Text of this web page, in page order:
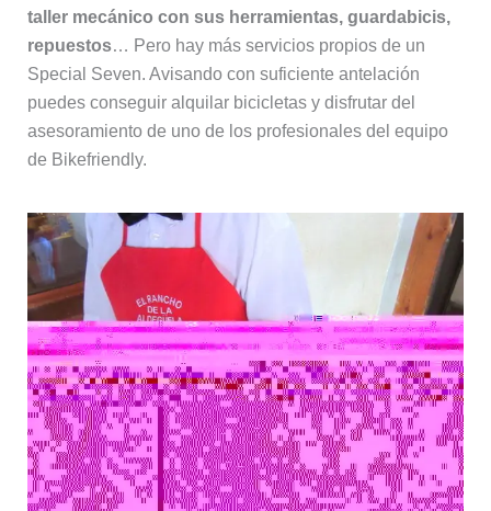
taller mecánico con sus herramientas, guardabicis,
repuestos… Pero hay más servicios propios de un
Special Seven. Avisando con suficiente antelación
puedes conseguir alquilar bicicletas y disfrutar del
asesoramiento de uno de los profesionales del equipo
de Bikefriendly.